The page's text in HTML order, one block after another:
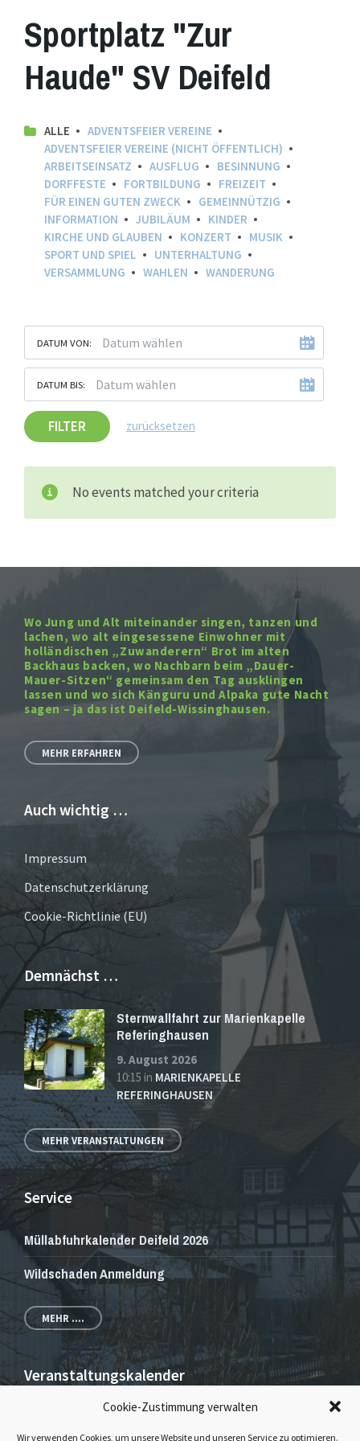
Cookie-Zustimmung verwalten
Wir verwenden Cookies, um unsere Website und unseren Service zu optimieren.
Sportplatz "Zur
Haude" SV Deifeld
ALLE
ADVENTSFEIER VEREINE
ADVENTSFEIER VEREINE (NICHT ÖFFENTLICH)
ARBEITSEINSATZ
AUSFLUG
BESINNUNG
DORFFESTE
FORTBILDUNG
FREIZEIT
FÜR EINEN GUTEN ZWECK
GEMEINNÜTZIG
INFORMATION
JUBILÄUM
KINDER
KIRCHE UND GLAUBEN
KONZERT
MUSIK
SPORT UND SPIEL
UNTERHALTUNG
VERSAMMLUNG
WAHLEN WANDERUNG
DATUM VON:
DATUM BIS:
FILTER zurücksetzen
No events matched your criteria
Wo Jung und Alt miteinander singen, tanzen und
lachen, wo alt eingesessene Einwohner mit
holländischen „Zuwanderern“ Brot im alten
Backhaus backen, wo Nachbarn beim „Dauer-
Mauer-Sitzen“ gemeinsam den Tag ausklingen
lassen und wo sich Känguru und Alpaka gute Nacht
sagen – ja das ist Deifeld-Wissinghausen.
MEHR ERFAHREN
Auch wichtig …
Impressum
Datenschutzerklärung
Cookie-Richtlinie (EU)
Demnächst …
Sternwallfahrt zur Marienkapelle
Referinghausen
9. August 2026
10:15 in MARIENKAPELLE
REFERINGHAUSEN
MEHR VERANSTALTUNGEN
Service
Müllabfuhrkalender Deifeld 2026
Wildschaden Anmeldung
MEHR ....
Veranstaltungskalender
Veranstaltungen und Gottesdienste